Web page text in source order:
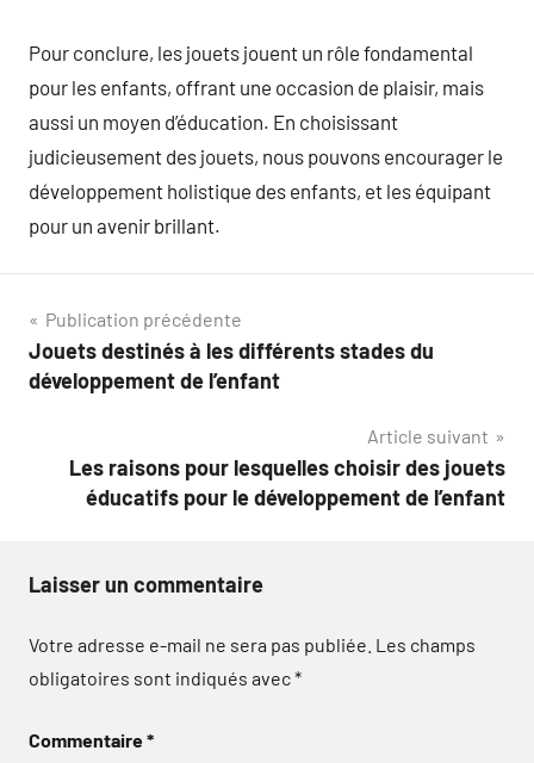
Pour conclure, les jouets jouent un rôle fondamental
pour les enfants, offrant une occasion de plaisir, mais
aussi un moyen d’éducation. En choisissant
judicieusement des jouets, nous pouvons encourager le
développement holistique des enfants, et les équipant
pour un avenir brillant.
Navigation
de
Publication précédente
Jouets destinés à les différents stades du
développement de l’enfant
Article suivant
Les raisons pour lesquelles choisir des jouets
éducatifs pour le développement de l’enfant
Laisser un commentaire
Votre adresse e-mail ne sera pas publiée. Les champs
obligatoires sont indiqués avec*
Commentaire*